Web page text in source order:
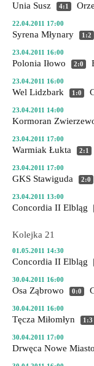
Unia Susz 4:1
22.04.2011 17:00
Syrena Młynary 1:2
23.04.2011 16:00
Polonia Iłowo 2:0
23.04.2011 16:00
Wel Lidzbark 1:0
23.04.2011 14:00
Kormoran
23.04.2011 17:00
Warmiak Łukta 2:1
23.04.2011 17:00
GKS Stawiguda 2:0
23.04.2011 13:00
Concordia II Elbląg
Kolejka 21
01.05.2011 14:30
Concordia II Elbląg
30.04.2011 16:00
Osa Ząbrowo 0:0
30.04.2011 16:00
Tęcza Miłomłyn 1:3
30.04.2011 17:00
Drwęca Nowe